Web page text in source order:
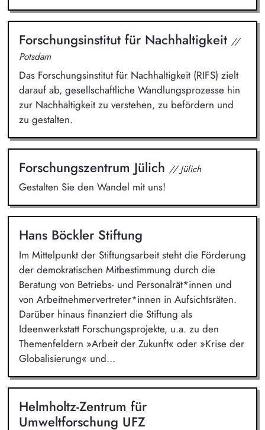
Forschungsinstitut für Nachhaltigkeit //
Potsdam
Das Forschungsinstitut für Nachhaltigkeit (RIFS) zielt
darauf ab, gesellschaftliche Wandlungsprozesse hin
zur Nachhaltigkeit zu verstehen, zu befördern und
zu gestalten.
Forschungszentrum Jülich // Jülich
Gestalten Sie den Wandel mit uns!
Hans Böckler Stiftung
Im Mittelpunkt der Stiftungsarbeit steht die Förderung
der demokratischen Mitbestimmung durch die
Beratung von Betriebs- und Personalrät*innen und
von Arbeitnehmervertreter*innen in Aufsichtsräten.
Darüber hinaus finanziert die Stiftung als
Ideenwerkstatt Forschungsprojekte, u.a. zu den
Themenfeldern »Arbeit der Zukunft« oder »Krise der
Globalisierung« und...
Helmholtz-Zentrum für
Umweltforschung UFZ